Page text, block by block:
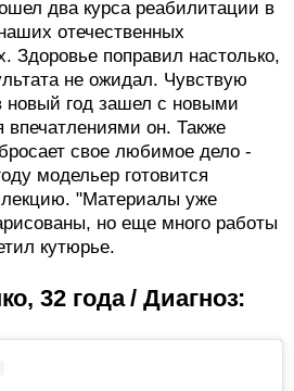
два курса реабилитации в
отечественных
Здоровье поправил настолько,
не ожидал. Чувствую
новый год зашел с новыми
он. Также
свое любимое дело -
модельер готовится
"Материалы уже
но еще много работы
кутюрье.
32 года / Диагноз: